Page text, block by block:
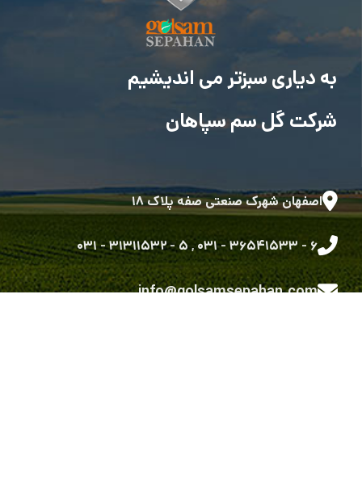
به دیاری سبزتر می اندیشیم
شرکت گل سم سپاهان
اصفهان شهرک صنعتی صفه پلاک ۱۸
۶ - ۳۶۵۴۱۵۳۳ - ۰۳۱ ,۵ - ۳۱۳۱۱۵۳۲ - ۰۳۱
info@golsamsepahan.com